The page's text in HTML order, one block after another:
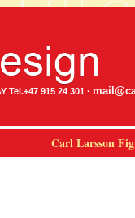
Tel.+47 915 24 301 ·
Carl Larsson